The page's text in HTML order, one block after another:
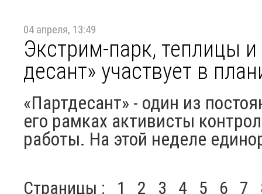
04 апреля, 13:49
Экстрим-парк, теплицы
десант» участвует в
«Партдесант» - один из
его рамках активисты
работы. На этой неделе
Страницы : 1 2 3 4 5 6 7